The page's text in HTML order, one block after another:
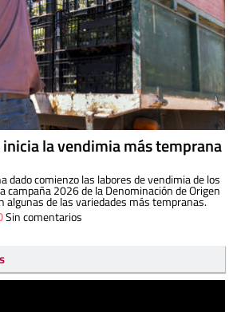
inicia la vendimia más temprana
dado comienzo las labores de vendimia de los
campaña 2026 de la Denominación de Origen
algunas de las variedades más tempranas.
Sin comentarios